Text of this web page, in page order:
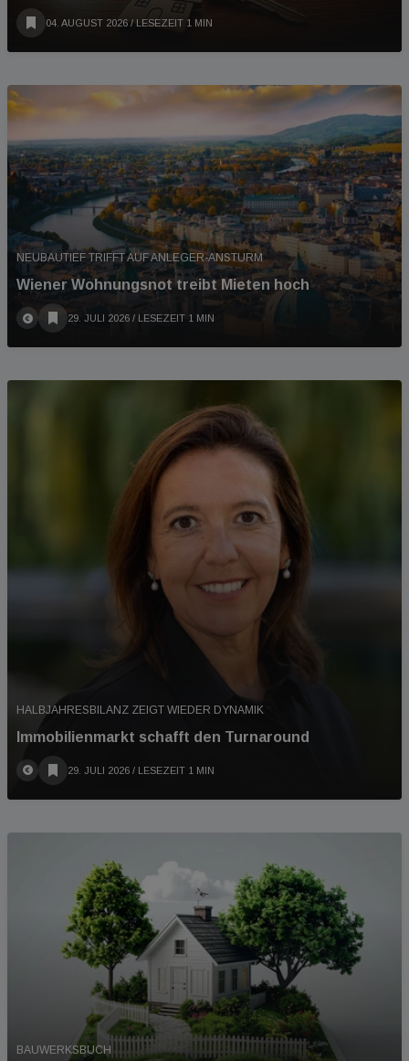
04. AUGUST 2026 / LESEZEIT 1 MIN
NEUBAUTIEF TRIFFT AUF ANLEGER-ANSTURM
Wiener Wohnungsnot treibt Mieten hoch
29. JULI 2026 / LESEZEIT 1 MIN
HALBJAHRESBILANZ ZEIGT WIEDER DYNAMIK
Immobilienmarkt schafft den Turnaround
29. JULI 2026 / LESEZEIT 1 MIN
BAUWERKSBUCH